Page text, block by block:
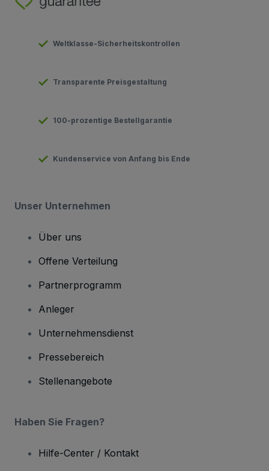
Weltklasse-Sicherheitskontrollen
Transparente Preisgestaltung
100-prozentige Bestellgarantie
Kundenservice von Anfang bis Ende
Unser Unternehmen
Über uns
Offene Verteilung
Partnerprogramm
Anleger
Unternehmensdienst
Pressebereich
Stellenangebote
Haben Sie Fragen?
Hilfe-Center / Kontakt